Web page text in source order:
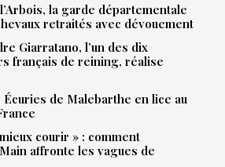
la garde départementale
retraités avec dévouement
Giarratano, l’un des dix
français de reining, réalise
de Malebarthe en lice au
courir » : comment
affronte les vagues de